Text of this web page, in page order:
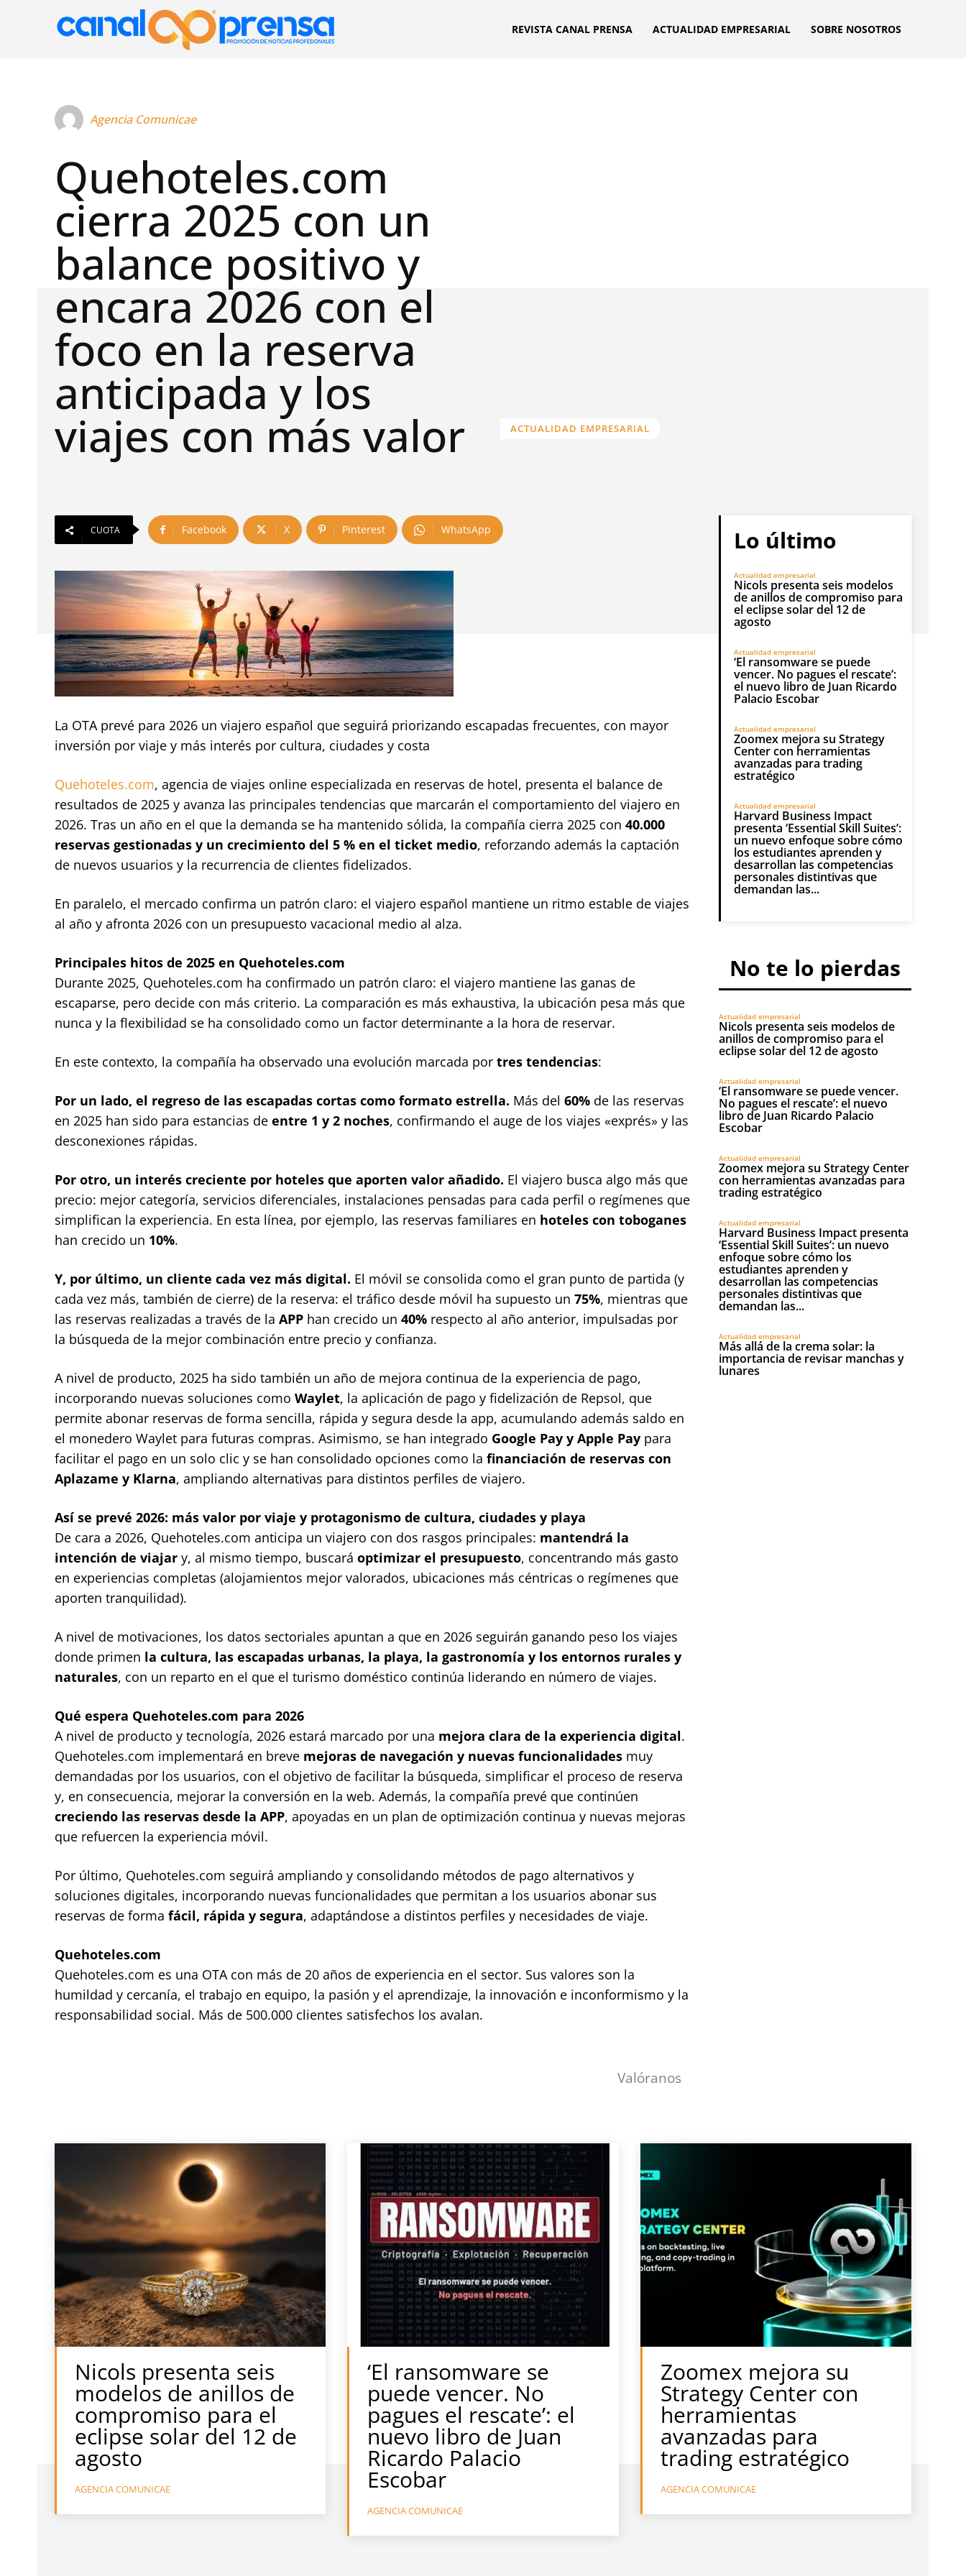
REVISTA CANAL PRENSA ACTUALIDAD EMPRESARIAL SOBRE NOSOTROS
Agencia Comunicae
Quehoteles.com
cierra 2025 con un
balance positivo y
encara 2026 con el
foco en la reserva
anticipada y los
viajes con más valor ACTUALIDAD EMPRESARIAL
CUOTA Facebook X Pinterest WhatsApp
La OTA prevé para 2026 un viajero español que seguirá priorizando escapadas frecuentes, con mayor
inversión por viaje y más interés por cultura, ciudades y costa
Quehoteles.com, agencia de viajes online especializada en reservas de hotel, presenta el balance de
resultados de 2025 y avanza las principales tendencias que marcarán el comportamiento del viajero en
2026. Tras un año en el que la demanda se ha mantenido sólida, la compañía cierra 2025 con 40.000
reservas gestionadas y un crecimiento del 5 % en el ticket medio, reforzando además la captación
de nuevos usuarios y la recurrencia de clientes fidelizados.
En paralelo, el mercado confirma un patrón claro: el viajero español mantiene un ritmo estable de viajes
al año y afronta 2026 con un presupuesto vacacional medio al alza.
Principales hitos de 2025 en Quehoteles.com
Durante 2025, Quehoteles.com ha confirmado un patrón claro: el viajero mantiene las ganas de
escaparse, pero decide con más criterio. La comparación es más exhaustiva, la ubicación pesa más que
nunca y la flexibilidad se ha consolidado como un factor determinante a la hora de reservar.
En este contexto, la compañía ha observado una evolución marcada por tres tendencias:
Por un lado, el regreso de las escapadas cortas como formato estrella. Más del 60% de las reservas
en 2025 han sido para estancias de entre 1 y 2 noches, confirmando el auge de los viajes «exprés» y las
desconexiones rápidas.
Por otro, un interés creciente por hoteles que aporten valor añadido. El viajero busca algo más que
precio: mejor categoría, servicios diferenciales, instalaciones pensadas para cada perfil o regímenes que
simplifican la experiencia. En esta línea, por ejemplo, las reservas familiares en hoteles con toboganes
han crecido un 10%.
Y, por último, un cliente cada vez más digital. El móvil se consolida como el gran punto de partida (y
cada vez más, también de cierre) de la reserva: el tráfico desde móvil ha supuesto un 75%, mientras que
las reservas realizadas a través de la APP han crecido un 40% respecto al año anterior, impulsadas por
la búsqueda de la mejor combinación entre precio y confianza.
A nivel de producto, 2025 ha sido también un año de mejora continua de la experiencia de pago,
incorporando nuevas soluciones como Waylet, la aplicación de pago y fidelización de Repsol, que
permite abonar reservas de forma sencilla, rápida y segura desde la app, acumulando además saldo en
el monedero Waylet para futuras compras. Asimismo, se han integrado Google Pay y Apple Pay para
facilitar el pago en un solo clic y se han consolidado opciones como la financiación de reservas con
Aplazame y Klarna, ampliando alternativas para distintos perfiles de viajero.
Así se prevé 2026: más valor por viaje y protagonismo de cultura, ciudades y playa
De cara a 2026, Quehoteles.com anticipa un viajero con dos rasgos principales: mantendrá la
intención de viajar y, al mismo tiempo, buscará optimizar el presupuesto, concentrando más gasto
en experiencias completas (alojamientos mejor valorados, ubicaciones más céntricas o regímenes que
aporten tranquilidad).
A nivel de motivaciones, los datos sectoriales apuntan a que en 2026 seguirán ganando peso los viajes
donde primen la cultura, las escapadas urbanas, la playa, la gastronomía y los entornos rurales y
naturales, con un reparto en el que el turismo doméstico continúa liderando en número de viajes.
Qué espera Quehoteles.com para 2026
A nivel de producto y tecnología, 2026 estará marcado por una mejora clara de la experiencia digital.
Quehoteles.com implementará en breve mejoras de navegación y nuevas funcionalidades muy
demandadas por los usuarios, con el objetivo de facilitar la búsqueda, simplificar el proceso de reserva
y, en consecuencia, mejorar la conversión en la web. Además, la compañía prevé que continúen
creciendo las reservas desde la APP, apoyadas en un plan de optimización continua y nuevas mejoras
que refuercen la experiencia móvil.
Por último, Quehoteles.com seguirá ampliando y consolidando métodos de pago alternativos y
soluciones digitales, incorporando nuevas funcionalidades que permitan a los usuarios abonar sus
reservas de forma fácil, rápida y segura, adaptándose a distintos perfiles y necesidades de viaje.
Quehoteles.com
Quehoteles.com es una OTA con más de 20 años de experiencia en el sector. Sus valores son la
humildad y cercanía, el trabajo en equipo, la pasión y el aprendizaje, la innovación e inconformismo y la
responsabilidad social. Más de 500.000 clientes satisfechos los avalan.
Valóranos
Lo último
Actualidad empresarial
Nicols presenta seis modelos
de anillos de compromiso para
el eclipse solar del 12 de
agosto
Actualidad empresarial
‘El ransomware se puede
vencer. No pagues el rescate’:
el nuevo libro de Juan Ricardo
Palacio Escobar
Actualidad empresarial
Zoomex mejora su Strategy
Center con herramientas
avanzadas para trading
estratégico
Actualidad empresarial
Harvard Business Impact
presenta ‘Essential Skill Suites’:
un nuevo enfoque sobre cómo
los estudiantes aprenden y
desarrollan las competencias
personales distintivas que
demandan las...
No te lo pierdas
Actualidad empresarial
Nicols presenta seis modelos de
anillos de compromiso para el
eclipse solar del 12 de agosto
Actualidad empresarial
‘El ransomware se puede vencer.
No pagues el rescate’: el nuevo
libro de Juan Ricardo Palacio
Escobar
Actualidad empresarial
Zoomex mejora su Strategy Center
con herramientas avanzadas para
trading estratégico
Actualidad empresarial
Harvard Business Impact presenta
‘Essential Skill Suites’: un nuevo
enfoque sobre cómo los
estudiantes aprenden y
desarrollan las competencias
personales distintivas que
demandan las...
Actualidad empresarial
Más allá de la crema solar: la
importancia de revisar manchas y
lunares
Nicols presenta seis
modelos de anillos de
compromiso para el
eclipse solar del 12 de
agosto
AGENCIA COMUNICAE
‘El ransomware se
puede vencer. No
pagues el rescate’: el
nuevo libro de Juan
Ricardo Palacio
Escobar
AGENCIA COMUNICAE
Zoomex mejora su
Strategy Center con
herramientas
avanzadas para
trading estratégico
AGENCIA COMUNICAE